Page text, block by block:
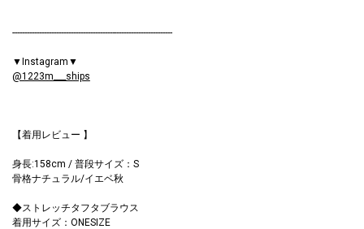
------------------------------------------------------------------
▼Instagram▼
@1223m___ships
【着用レビュー 】
身長:158cm / 普段サイズ：S
骨格ナチュラル/イエベ秋
◆ストレッチタフタブラウス
着用サイズ：ONESIZE